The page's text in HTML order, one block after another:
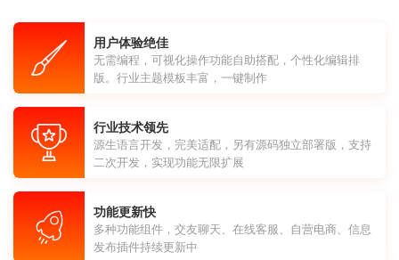
用户体验绝佳
无需编程，可视化操作功能自助搭配，个性化编辑排
版。行业主题模板丰富，一键制作
行业技术领先
源生语言开发，完美适配，另有源码独立部署版，支持
二次开发，实现功能无限扩展
功能更新快
多种功能组件，交友聊天、在线客服、自营电商、信息
发布插件持续更新中